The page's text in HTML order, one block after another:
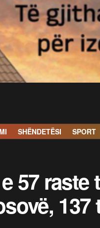
SHËNDETËSI SPORT
57 raste